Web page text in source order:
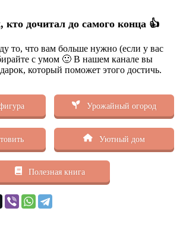
кто дочитал до самого конца 👍
то, что вам больше нужно (если у вас
с умом 🙂 В нашем канале вы
который поможет этого достичь.
Урожайный огород
Уютный дом
Полезная книга